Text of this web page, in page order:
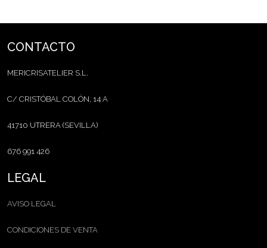
CONTACTO
MERICRISATELIER S.L.
C/ CRISTÓBAL COLÓN, 14 A
41710 UTRERA (SEVILLA)
676 991 426
LEGAL
AVISO LEGAL
CONDICIONES DE VENTA